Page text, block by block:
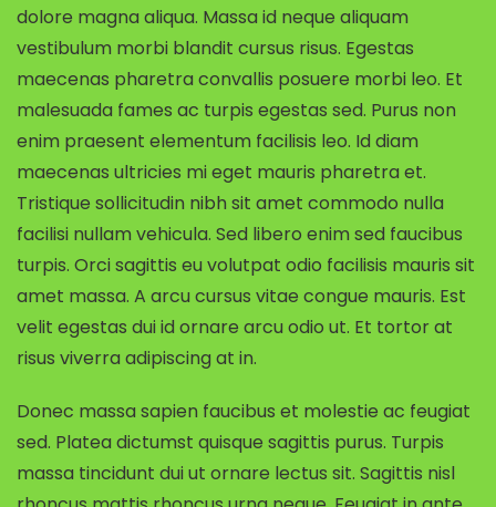
dolore magna aliqua. Massa id neque aliquam
vestibulum morbi blandit cursus risus. Egestas
maecenas pharetra convallis posuere morbi leo. Et
malesuada fames ac turpis egestas sed. Purus non
enim praesent elementum facilisis leo. Id diam
maecenas ultricies mi eget mauris pharetra et.
Tristique sollicitudin nibh sit amet commodo nulla
facilisi nullam vehicula. Sed libero enim sed faucibus
turpis. Orci sagittis eu volutpat odio facilisis mauris sit
amet massa. A arcu cursus vitae congue mauris. Est
velit egestas dui id ornare arcu odio ut. Et tortor at
risus viverra adipiscing at in.
Donec massa sapien faucibus et molestie ac feugiat
sed. Platea dictumst quisque sagittis purus. Turpis
massa tincidunt dui ut ornare lectus sit. Sagittis nisl